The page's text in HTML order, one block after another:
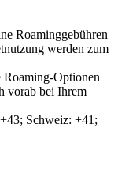
Roaminggebühren
werden zum
Optionen
vorab bei Ihrem
Schweiz: +41;